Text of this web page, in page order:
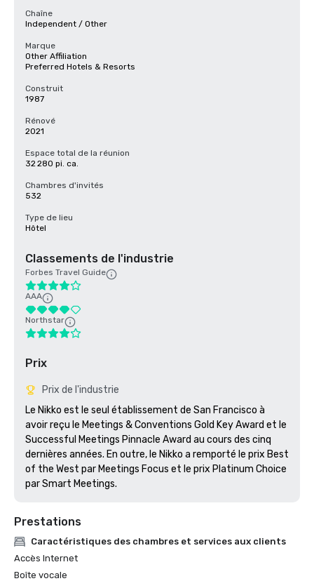
Chaîne
Independent / Other
Marque
Other Affiliation
Preferred Hotels & Resorts
Construit
1987
Rénové
2021
Espace total de la réunion
32 280 pi. ca.
Chambres d'invités
532
Type de lieu
Hôtel
Classements de l'industrie
Forbes Travel Guide
AAA
Northstar
Prix
Prix de l'industrie
Le Nikko est le seul établissement de San Francisco à
avoir reçu le Meetings & Conventions Gold Key Award et le
Successful Meetings Pinnacle Award au cours des cinq
dernières années. En outre, le Nikko a remporté le prix Best
of the West par Meetings Focus et le prix Platinum Choice
par Smart Meetings.
Prestations
Caractéristiques des chambres et services aux clients
Accès Internet
Boîte vocale